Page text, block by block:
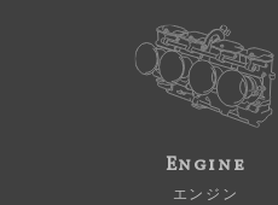
Engine
エンジン